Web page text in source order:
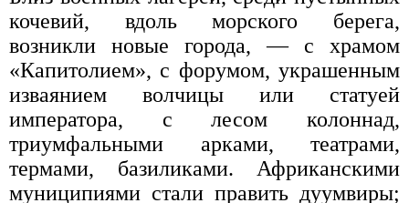
кочевий, вдоль морского берега,
возникли новые города, — с храмом
«Капитолием», с форумом, украшенным
изваянием волчицы или статуей
императора, с лесом колоннад,
триумфальными арками, театрами,
термами, базиликами. Африканскими
муниципиями стали править дуумвиры;